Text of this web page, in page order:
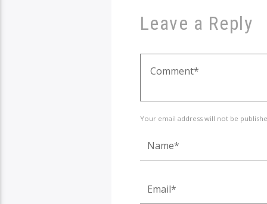
Leave a Reply
Your email address will not be